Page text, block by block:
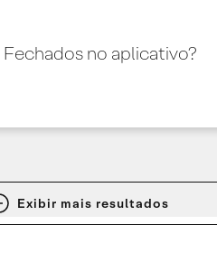
no aplicativo?
Exibir mais resultados